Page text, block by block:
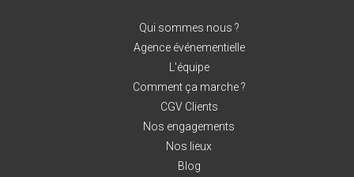
Qui sommes nous ?
Agence événementielle
L'équipe
Comment ça marche ?
CGV Clients
Nos engagements
Nos lieux
Blog